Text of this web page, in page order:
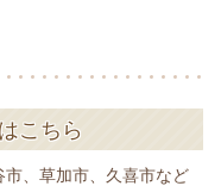
こちら
、草加市、久喜市など